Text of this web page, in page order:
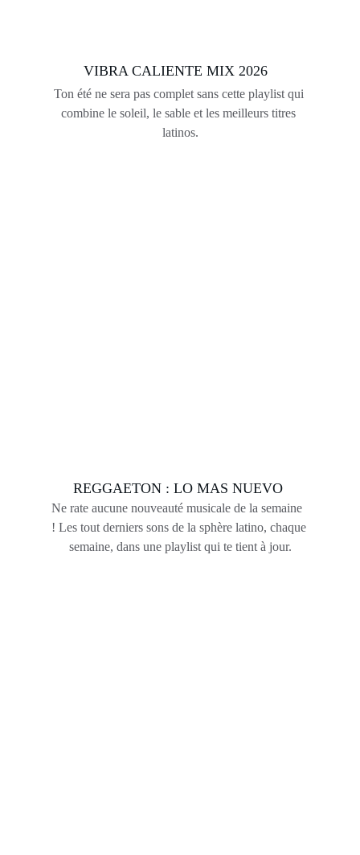
VIBRA CALIENTE MIX 2026
Ne rate aucune nouveauté musicale de la semaine
! Les tout derniers sons de la sphère latino, chaque
semaine, dans une playlist qui te tient à jour.
REGGAETON : LO MAS NUEVO
Ton été ne sera pas complet sans cette playlist qui
combine le soleil, le sable et les meilleurs titres
latinos.